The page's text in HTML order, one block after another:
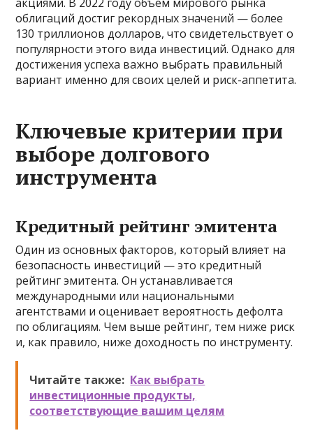
облигаций достиг рекордных значений — более
130 триллионов долларов, что свидетельствует о
популярности этого вида инвестиций. Однако для
достижения успеха важно выбрать правильный
вариант именно для своих целей и риск-аппетита.
Ключевые критерии при
выборе долгового
инструмента
Кредитный рейтинг эмитента
Один из основных факторов, который влияет на
безопасность инвестиций — это кредитный
рейтинг эмитента. Он устанавливается
международными или национальными
агентствами и оценивает вероятность дефолта
по облигациям. Чем выше рейтинг, тем ниже риск
и, как правило, ниже доходность по инструменту.
Читайте также: Как выбрать
инвестиционные продукты,
соответствующие вашим целям